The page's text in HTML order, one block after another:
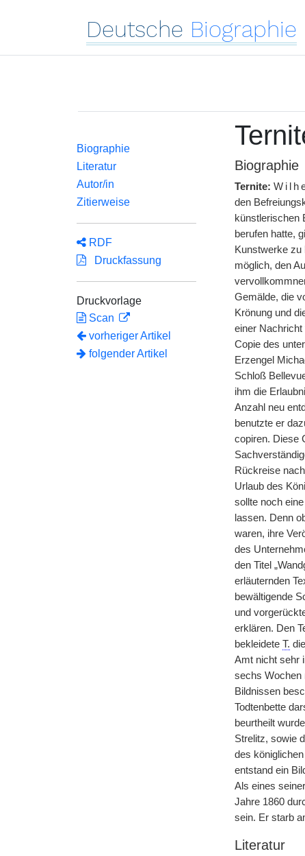
Deutsche Biographie
Biographie
Literatur
Autor/in
Zitierweise
RDF
Druckfassung
Druckvorlage
Scan
vorheriger Artikel
folgender Artikel
Biographie
Ternite:
den
künstlerischen
berufen hatte,
Kunstwerke zu
möglich, den
Gemälde, die
Krönung und
einer Nachricht
Copie des
Erzengel
Schloß
ihm die
Anzahl neu
benutzte er
copiren. Diese
Rückreise
Urlaub des
sollte noch
lassen. Denn
waren, ihre
des
den Titel
erläuternden
bewältigende
und
erklären. Den
bekleidete T.
Amt nicht sehr
sechs Wochen
Bildnissen
Todtenbette
beurtheilt
Strelitz, sowie
des
entstand ein
Als eines
Jahre 1860
sein. Er starb
Literatur